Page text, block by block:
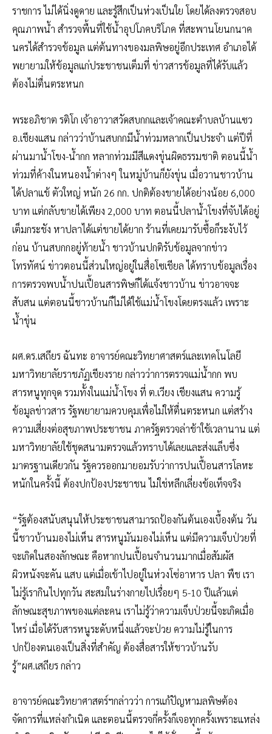
ราชการ ไม่ได้นิ่งดูดาย และรู้สึกเป็นห่วงเป็นใย โดยได้ลงตรวจสอบ
คุณภาพน้ำ สำรวจพื้นที่ใช้น้ำอุปโภคบริโภค ที่สะพานโยนกนาค
นครได้สำรวจข้อมูล แต่ต้นทางของมลพิษอยู่อีกประเทศ อำเภอได้
พยายามให้ข้อมูลแก่ประชาชนเต็มที่ ข่าวสารข้อมูลที่ได้รับแล้ว
ต้องไม่ตื่นตระหนก
พระอภิชาต รติโก เจ้าอาวาสวัดสบกกและเจ้าคณะตำบลบ้านแซว
อ.เชียงแสน กล่าวว่าบ้านสบกกมีน้ำท่วมหลากเป็นประจำ แต่ปีที่
ผ่านมาน้ำโขง-น้ำกก หลากท่วมมีสีแดงขุ่นผิดธรรมชาติ ตอนนี้น้ำ
ท่วมที่ค้างในหนองน้ำต่างๆ ในหมู่บ้านก็ยังขุ่น เมื่อวานชาวบ้าน
ได้ปลาแข้ ตัวใหญ่ หนัก 26 กก. ปกติต้องขายได้อย่างน้อย 6,000
บาท แต่กลับขายได้เพียง 2,000 บาท ตอนนี้ปลาน้ำโขงที่จับได้อยู่
เต็มกระชัง หาปลาได้แต่ขายได้ยาก ร้านที่เคยมารับซื้อก็ระงับไว้
ก่อน บ้านสบกกอยู่ท้ายน้ำ ชาวบ้านปกติรับข้อมูลจากข่าว
โทรทัศน์ ข่าวตอนนี้ส่วนใหญ่อยู่ในสื่อโซเชียล ได้ทราบข้อมูลเรื่อง
การตรวจพบน้ำปนเปื้อนสารพิษก็ได้แจ้งชาวบ้าน ข่าวอาจจะ
สับสน แต่ตอนนี้ชาวบ้านก็ไม่ได้ใช้แม่น้ำโขงโดยตรงแล้ว เพราะ
น้ำขุ่น
ผศ.ดร.เสถียร ฉันทะ อาจารย์คณะวิทยาศาสตร์และเทคโนโลยี
มหาวิทยาลัยราชภัฏเชียงราย กล่าวว่าการตรวจแม่น้ำกก พบ
สารหนูทุกจุด รวมทั้งในแม่น้ำโขง ที่ ต.เวียง เชียงแสน ความรู้
ข้อมูลข่าวสาร รัฐพยายามควบคุมเพื่อไม่ให้ตื่นตระหนก แต่สร้าง
ความเสี่ยงต่อสุขภาพประชาชน ภาครัฐตรวจล่าช้าใช้เวลานาน แต่
มหาวิทยาลัยใช้ชุดสนามตรวจแล้วทราบได้เลยและส่งแล็บซึ่ง
มาตรฐานเดียวกัน รัฐควรออกมายอมรับว่าการปนเปื้อนสารโลหะ
หนักในครั้งนี้ ต้องปกป้องประชาชน ไม่ใช่หลีกเลี่ยงข้อเท็จจริง
“รัฐต้องสนับสนุนให้ประชาชนสามารถป้องกันต้นเองเบื้องต้น วัน
นี้ชาวบ้านมองไม่เห็น สารหนูมันมองไม่เห็น แต่มีความเจ็บป่วยที่
จะเกิดในสองลักษณะ คือหากปนเปื้อนจำนวนมากเมื่อสัมผัส
ผิวหนังจะคัน แสบ แต่เมื่อเข้าไปอยู่ในห่วงโซ่อาหาร ปลา พืช เรา
ไม่รู้เรากินไปทุกวัน สะสมในร่างกายไปเรื่อยๆ 5-10 ปีแล้วแต่
ลักษณะสุขภาพของแต่ละคน เราไม่รู้ว่าความเจ็บป่วยนี้จะเกิดเมื่อ
ไหร่ เมื่อได้รับสารหนูระดับหนึ่งแล้วจะป่วย ความไม่รู้ในการ
ปกป้องตนเองเป็นสิ่งที่สำคัญ ต้องสื่อสารให้ชาวบ้านรับ
รู้”ผศ.เสถียร กล่าว
อาจารย์คณะวิทยาศาสตร์ฯกล่าวว่า การแก้ปัญหามลพิษต้อง
จัดการที่แหล่งกำเนิด และตอนนี้ตรวจกี่ครั้งก็เจอทุกครั้งเพราะแหล่ง